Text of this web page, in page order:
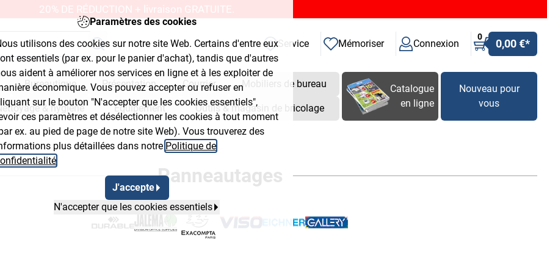
Paramètres des cookies
utilisons des cookies sur notre site Web. Certains d'entre eux
essentiels (par ex. pour le panier d'achat), tandis que d'autres
aident à améliorer nos services en ligne et à les exploiter de
économique. Vous pouvez accepter ou refuser en
sur le bouton "N'accepter que les cookies essentiels",
ces paramètres et désélectionner les cookies à tout moment
ex. au pied de page de notre site Web). Vous trouverez des
plus détaillées dans notre Politique de
J'accepte
N'accepter que les cookies essentiels
20% DE RÉDUCTION + livraison GRATUITE.
Service Mémoriser Connexion
0
0,00 €*
Bureautique Présentation Courrier Mobiliers de bureau
& hygiène Équipement Outils & magasin de bricolage
Catalogue
en ligne
Nouveau pour
vous
2
Panneautages